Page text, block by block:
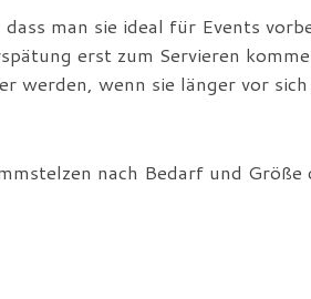
man sie ideal für Events
erst zum Servieren
werden, wenn sie länger vor
nach Bedarf und Größe